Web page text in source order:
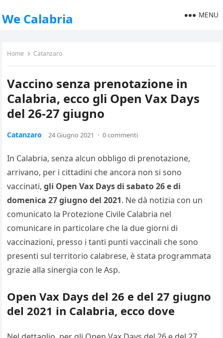
We Calabria MENU
Home Catanzaro
Vaccino senza prenotazione in
Calabria, ecco gli Open Vax Days
del 26-27 giugno
Catanzaro 24 Giugno 2021 · 0 commenti
In Calabria, senza alcun obbligo di prenotazione,
arrivano, per i cittadini che ancora non si sono
vaccinati,gli Open Vax Days di sabato 26 e di
domenica 27 giugno del 2021. Ne dà notizia con un
comunicato la Protezione Civile Calabria nel
comunicare in particolare che la due giorni di
vaccinazioni, presso i tanti punti vaccinali che sono
presenti sul territorio calabrese, è stata programmata
grazie alla sinergia con le Asp.
Open Vax Days del 26 e del 27 giugno
del 2021 in Calabria, ecco dove